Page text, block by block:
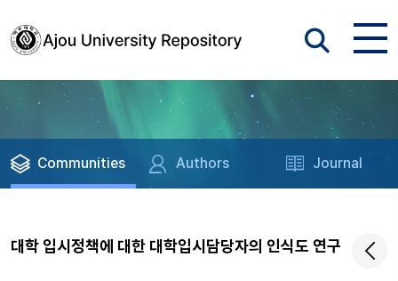
Communities Authors Journal
대학 입시정책에 대한 대학입시담당자의 인식도 연구